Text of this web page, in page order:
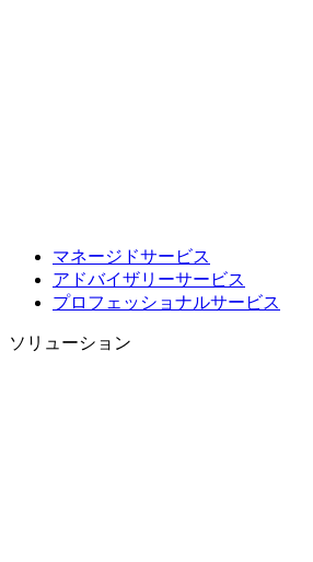
マネージドサービス
アドバイザリーサービス
プロフェッショナルサービス
ソリューション